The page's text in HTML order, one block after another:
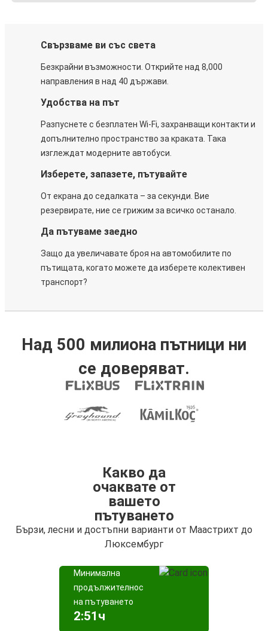
Свързваме ви със света
Безкрайни възможности. Открийте над 8,000
направления в над 40 държави.
Удобства на път
Разпуснете с безплатен Wi-Fi, захранващи контакти и
допълнително пространство за краката. Така
изглеждат модерните автобуси.
Изберете, запазете, пътувайте
От екрана до седалката – за секунди. Вие
резервирате, ние се грижим за всичко останало.
Да пътуваме заедно
Защо да увеличавате броя на автомобилите по
пътищата, когато можете да изберете колективен
транспорт?
Над 500 милиона пътници ни
се доверяват.
Какво да
очаквате от
вашето
пътуването
Бързи, лесни и достъпни варианти от Маастрихт до
Люксембург
Минимална
продължителност
на пътуването
2:51ч